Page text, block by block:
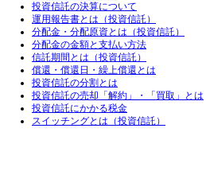
投資信託の決算について
運用報告書とは（投資信託）
分配金・分配原資とは（投資信託）
分配金の金額と支払い方法
信託期間とは（投資信託）
償還・償還日・繰上償還とは
投資信託の分割とは
投資信託の売却「解約」・「買取」とは
投資信託にかかる税金
スイッチングとは（投資信託）